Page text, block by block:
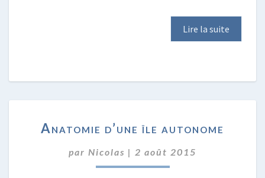
Lire la suite
D’UNE
AUTONOME
Anatomie d’une île autonome
par Nicolas | 2 août 2015